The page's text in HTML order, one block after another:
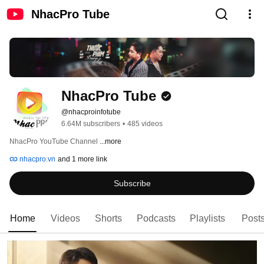
NhacPro Tube
NhacPro Tube
@nhacproinfotube
6.64M subscribers • 485 videos
NhacPro YouTube Channel ...more
nhacpro.vn and 1 more link
Subscribe
Home Videos Shorts Podcasts Playlists